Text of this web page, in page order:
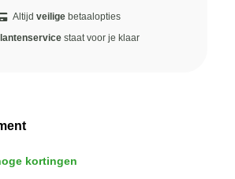
Altijd veiligebetaalopties
staat voor je klaar
kortingen